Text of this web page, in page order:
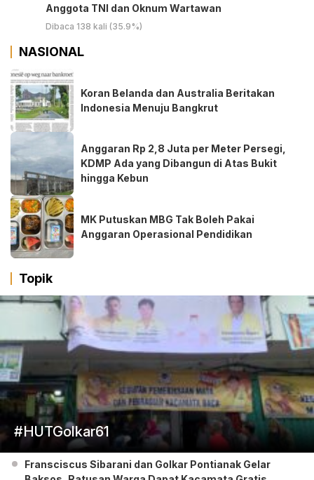
Anggota TNI dan Oknum Wartawan
Dibaca 138 kali (35.9%)
NASIONAL
Koran Belanda dan Australia Beritakan
Indonesia Menuju Bangkrut
Anggaran Rp 2,8 Juta per Meter Persegi,
KDMP Ada yang Dibangun di Atas Bukit
hingga Kebun
MK Putuskan MBG Tak Boleh Pakai
Anggaran Operasional Pendidikan
Topik
#HUTGolkar61
Fransciscus Sibarani dan Golkar Pontianak Gelar